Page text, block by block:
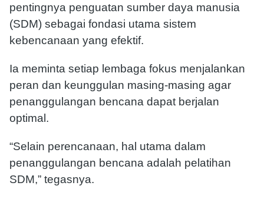
pentingnya penguatan sumber daya manusia
(SDM) sebagai fondasi utama sistem
kebencanaan yang efektif.
Ia meminta setiap lembaga fokus menjalankan
peran dan keunggulan masing-masing agar
penanggulangan bencana dapat berjalan
optimal.
“Selain perencanaan, hal utama dalam
penanggulangan bencana adalah pelatihan
SDM,” tegasnya.